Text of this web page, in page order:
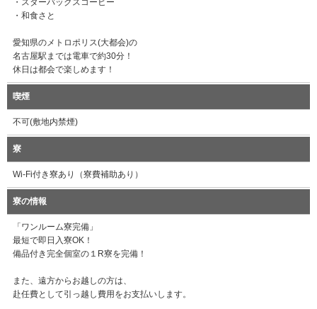
・スターバックスコーヒー
・和食さと
愛知県のメトロポリス(大都会)の
名古屋駅までは電車で約30分！
休日は都会で楽しめます！
喫煙
不可(敷地内禁煙)
寮
Wi-Fi付き寮あり（寮費補助あり）
寮の情報
「ワンルーム寮完備」
最短で即日入寮OK！
備品付き完全個室の１R寮を完備！
また、遠方からお越しの方は、
赴任費として引っ越し費用をお支払いします。